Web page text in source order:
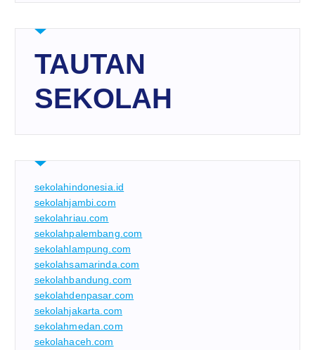
TAUTAN
SEKOLAH
sekolahindonesia.id
sekolahjambi.com
sekolahriau.com
sekolahpalembang.com
sekolahlampung.com
sekolahsamarinda.com
sekolahbandung.com
sekolahdenpasar.com
sekolahjakarta.com
sekolahmedan.com
sekolahaceh.com